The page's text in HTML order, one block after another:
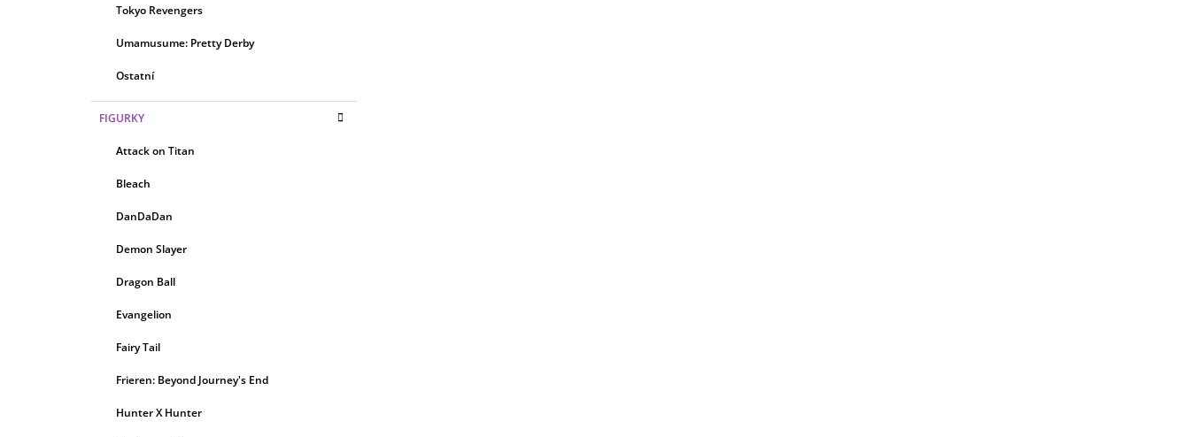
Tokyo Revengers
Umamusume: Pretty Derby
Ostatní
FIGURKY
Attack on Titan
Bleach
DanDaDan
Demon Slayer
Dragon Ball
Evangelion
Fairy Tail
Frieren: Beyond Journey's End
Hunter X Hunter